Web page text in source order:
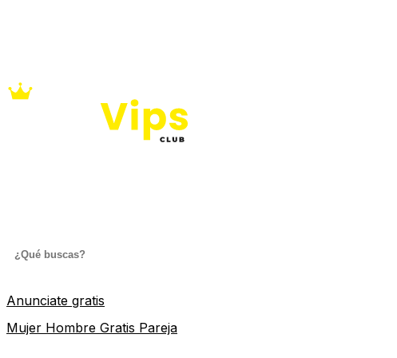
Anunciate gratis
Mujer Hombre Gratis Pareja